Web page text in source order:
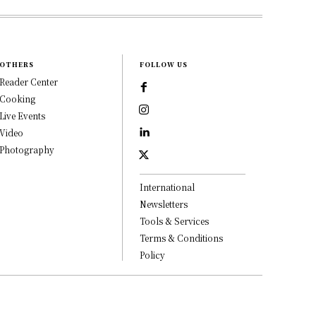
OTHERS
Reader Center
Cooking
Live Events
Video
Photography
FOLLOW US
International
Newsletters
Tools & Services
Terms & Conditions
Policy